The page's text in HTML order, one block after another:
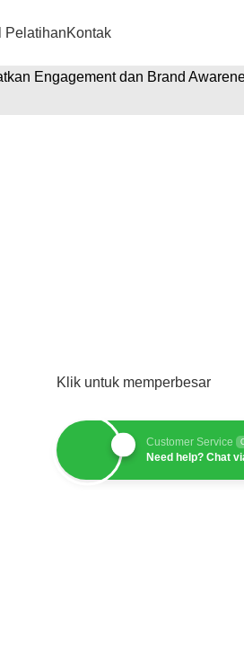
PelatihanKontak
Engagement dan Brand
Klik untuk memperbesar
Customer Service
Need help? Chat